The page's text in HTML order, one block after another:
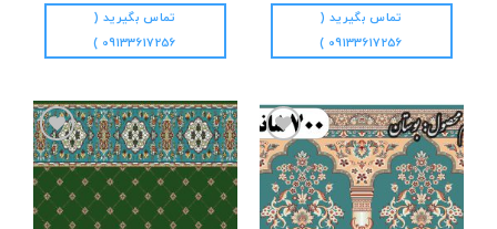
تماس بگیرید (
09133617256 )
تماس بگیرید (
09133617256 )
افزودن
به
علاقه
مندی
ها
افزودن
به
علاقه
مندی
ها